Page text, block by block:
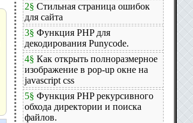
2§ Стильная страница ошибок
для сайта
3§ Функция PHP для
декодирования Punycode.
4§ Как открыть полноразмерное
изображение в pop-up окне на
javascript css
5§ Функция PHP рекурсивного
обхода директории и поиска
файлов.